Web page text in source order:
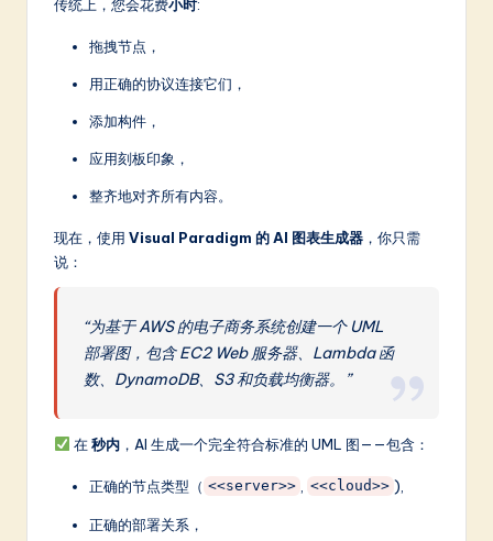
传统上，您会花费小时:
拖拽节点，
用正确的协议连接它们，
添加构件，
应用刻板印象，
整齐地对齐所有内容。
现在，使用 Visual Paradigm 的 AI 图表生成器 ，你只需
说：
“为基于 AWS 的电子商务系统创建一个 UML
部署图，包含 EC2 Web 服务器、Lambda 函
数、DynamoDB、S3 和负载均衡器。”
在秒内，AI 生成一个完全符合标准的 UML 图——包含：
正确的节点类型（ <<server>> <<cloud>> ),
正确的部署关系，